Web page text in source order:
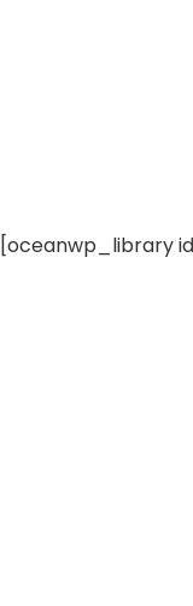
[oceanwp_library